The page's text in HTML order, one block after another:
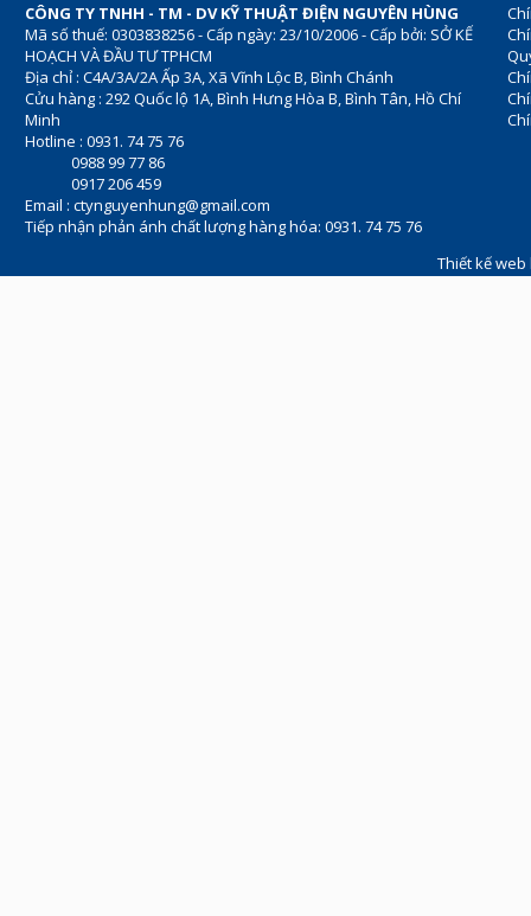
CÔNG TY TNHH - TM - DV KỸ THUẬT ĐIỆN NGUYÊN HÙNG
Mã số thuế: 0303838256 - Cấp ngày: 23/10/2006 - Cấp bởi: SỞ KẾ
HOẠCH VÀ ĐẦU TƯ TPHCM
Địa chỉ : C4A/3A/2A Ấp 3A, Xã Vĩnh Lộc B, Bình Chánh
Cửu hàng : 292 Quốc lộ 1A, Bình Hưng Hòa B, Bình Tân, Hồ Chí
Minh
Hotline : 0931. 74 75 76
0988 99 77 86
0917 206 459
Email : ctynguyenhung@gmail.com
Tiếp nhận phản ánh chất lượng hàng hóa: 0931. 74 75 76
Thiết kế web